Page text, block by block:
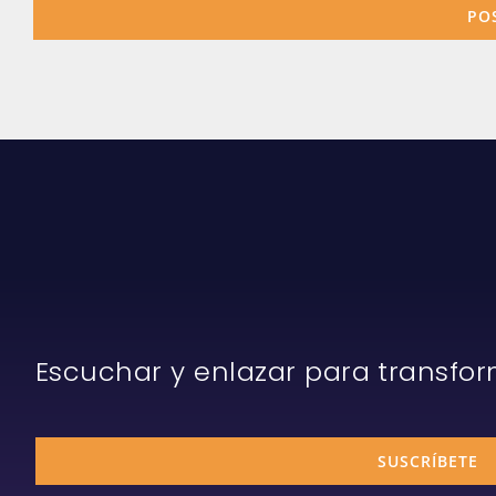
Escuchar y enlazar para
SUSCRÍBETE